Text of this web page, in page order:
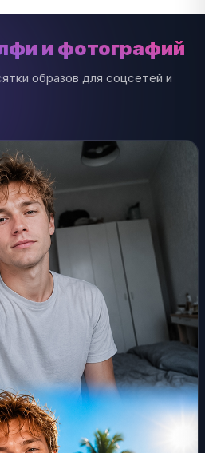
и фотографий
образов для соцсетей и